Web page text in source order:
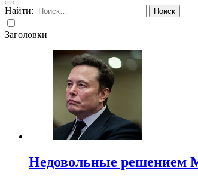
Найти:
Заголовки
Недовольные решением